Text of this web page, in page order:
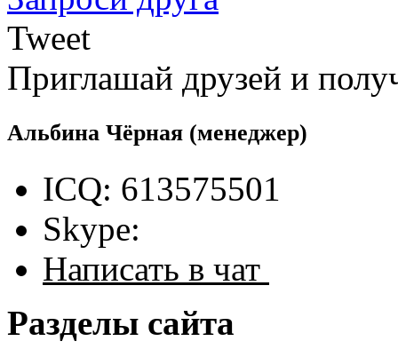
Tweet
Приглашай друзей и
Альбина Чёрная (менеджер)
ICQ: 613575501
Skype:
Написать в чат
Разделы сайта